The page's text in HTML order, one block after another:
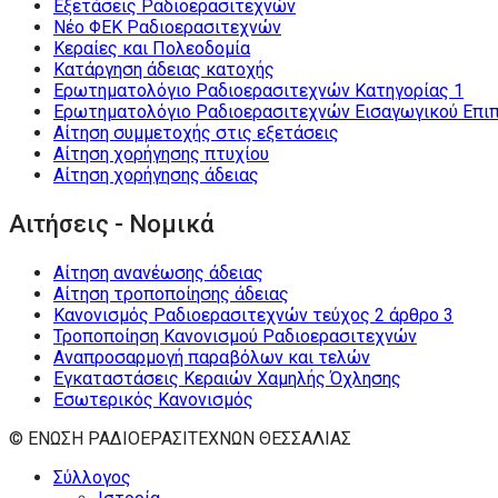
Εξετάσεις Ραδιοερασιτεχνών
Νέο ΦΕΚ Ραδιοερασιτεχνών
Κεραίες και Πολεοδομία
Κατάργηση άδειας κατοχής
Ερωτηματολόγιο Ραδιοερασιτεχνών Κατηγορίας 1
Ερωτηματολόγιο Ραδιοερασιτεχνών Εισαγωγικού
Αίτηση συμμετοχής στις εξετάσεις
Αίτηση χορήγησης πτυχίου
Αίτηση χορήγησης άδειας
Αιτήσεις - Νομικά
Αίτηση ανανέωσης άδειας
Αίτηση τροποποίησης άδειας
Κανονισμός Ραδιοερασιτεχνών τεύχος 2 άρθρο 3
Τροποποίηση Κανονισμού Ραδιοερασιτεχνών
Αναπροσαρμογή παραβόλων και τελών
Εγκαταστάσεις Κεραιών Χαμηλής Όχλησης
Εσωτερικός Κανονισμός
© ΕΝΩΣΗ ΡΑΔΙΟΕΡΑΣΙΤΕΧΝΩΝ ΘΕΣΣΑΛΙΑΣ
Σύλλογος